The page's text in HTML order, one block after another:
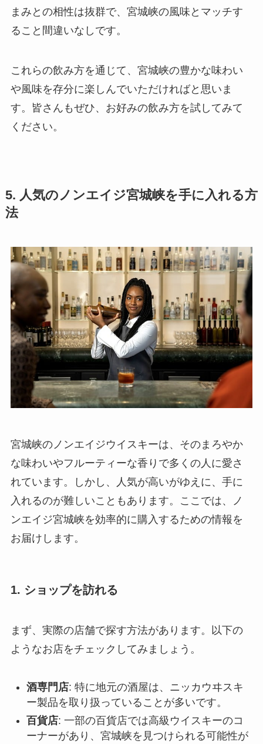
まみとの相性は抜群で、宮城峡の風味とマッチす
ること間違いなしです。
これらの飲み方を通じて、宮城峡の豊かな味わい
や風味を存分に楽しんでいただければと思いま
す。皆さんもぜひ、お好みの飲み方を試してみて
ください。
5. 人気のノンエイジ宮城峡を手に入れる方
法
宮城峡のノンエイジウイスキーは、そのまろやか
な味わいやフルーティーな香りで多くの人に愛さ
れています。しかし、人気が高いがゆえに、手に
入れるのが難しいこともあります。ここでは、ノ
ンエイジ宮城峡を効率的に購入するための情報を
お届けします。
1. ショップを訪れる
まず、実際の店舗で探す方法があります。以下の
ようなお店をチェックしてみましょう。
酒専門店: 特に地元の酒屋は、ニッカウヰスキ
ー製品を取り扱っていることが多いです。
百貨店: 一部の百貨店では高級ウイスキーのコ
ーナーがあり、宮城峡を見つけられる可能性が